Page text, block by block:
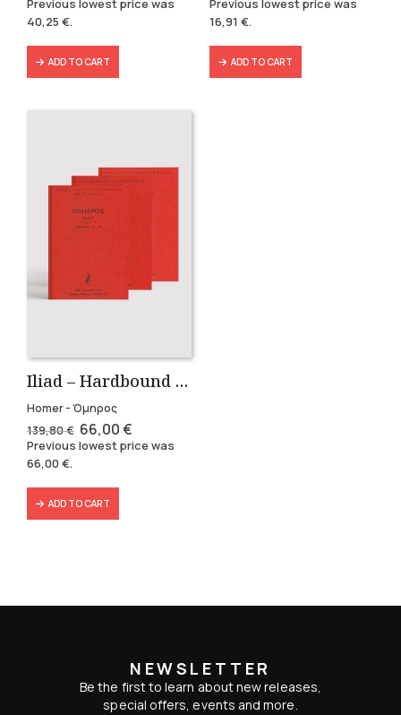
was:
57,49 €.
is:
Previous lowest price was
40,25 €.
ADD TO CART
was: is:
Previous lowest price was
16,91 €.
ADD TO CART
Iliad – Hardbound Edition
Homer - Όμηρος
139,80€ Original
price
was:
66,00€Current
price
is:
Previous lowest price was
66,00€.
ADD TO CART
NEWSLETTER
Be the first to learn about new releases,
special offers, events and more.